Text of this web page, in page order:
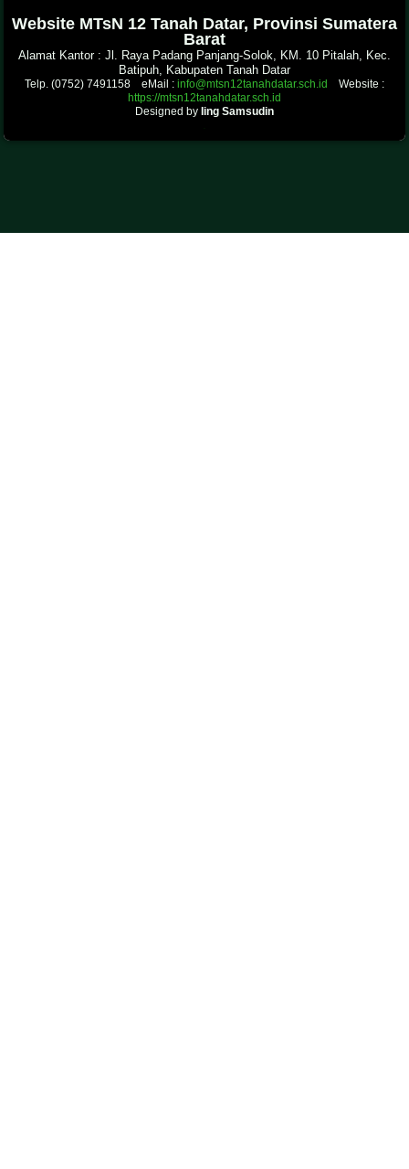
Website MTsN 12 Tanah Datar, Provinsi Sumatera
Barat
Alamat Kantor : Jl. Raya Padang Panjang-Solok, KM. 10 Pitalah, Kec.
Batipuh, Kabupaten Tanah Datar
Telp. (0752) 7491158 eMail : info@mtsn12tanahdatar.sch.id
Website :
https://mtsn12tanahdatar.sch.id
Designed by Iing Samsudin